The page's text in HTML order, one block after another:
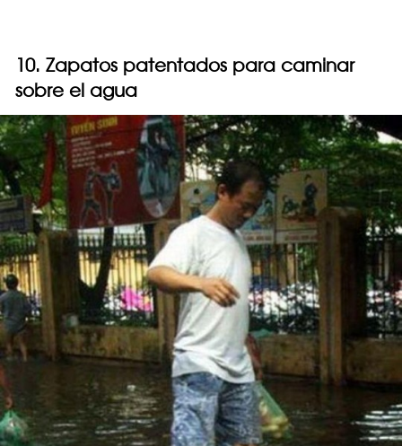
10. Zapatos patentados para caminar
sobre el agua